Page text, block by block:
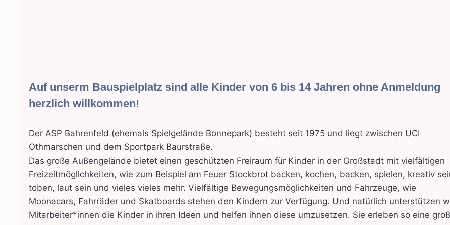
Auf unserm Bauspielplatz sind alle Kinder von 6 bis 14 Jahren ohne Anmeldung
herzlich willkommen!
Der ASP Bahrenfeld (ehemals Spielgelände Bonnepark) besteht seit 1975 und liegt zwischen UCI
Othmarschen und dem Sportpark Baurstraße.
Das große Außengelände bietet einen geschützten Freiraum für Kinder in der Großstadt mit vielfältigen
Freizeitmöglichkeiten, wie zum Beispiel am Feuer Stockbrot backen, kochen, backen, spielen, kreativ
toben, laut sein und vieles vieles mehr. Vielfältige Bewegungsmöglichkeiten und Fahrzeuge, wie
Moonacars, Fahrräder und Skatboards stehen den Kindern zur Verfügung. Und natürlich unterstützen
Mitarbeiter*innen die Kinder in ihren Ideen und helfen ihnen diese umzusetzen. Sie erleben so eine